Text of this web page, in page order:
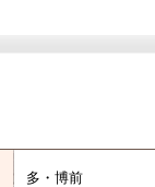
多・博前